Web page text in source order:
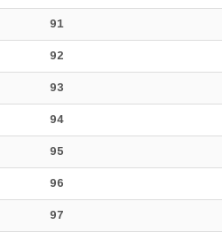
91
92
93
94
95
96
97